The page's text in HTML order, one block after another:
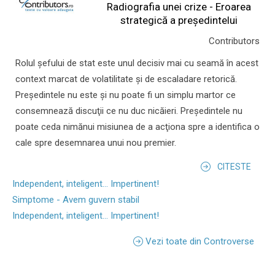
Radiografia unei crize - Eroarea
strategică a președintelui
Contributors
Rolul şefului de stat este unul decisiv mai cu seamă în acest
context marcat de volatilitate şi de escaladare retorică.
Preşedintele nu este şi nu poate fi un simplu martor ce
consemnează discuţii ce nu duc nicăieri. Preşedintele nu
poate ceda nimănui misiunea de a acţiona spre a identifica o
cale spre desemnarea unui nou premier.
CITESTE
Independent, inteligent... Impertinent!
Simptome - Avem guvern stabil
Independent, inteligent... Impertinent!
Vezi toate din Controverse